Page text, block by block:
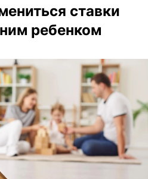
ставки
ребенком